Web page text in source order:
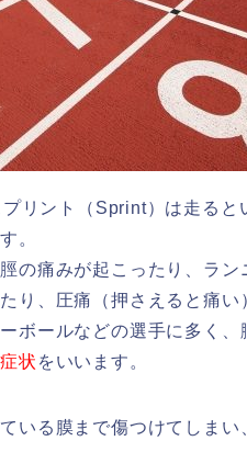
リント（Sprint）は走ると
。
の痛みが起こったり、ラ
り、圧痛（押さえると痛い
ボールなどの選手に多く、
状 をいいます。
いる膜まで傷つけてしま